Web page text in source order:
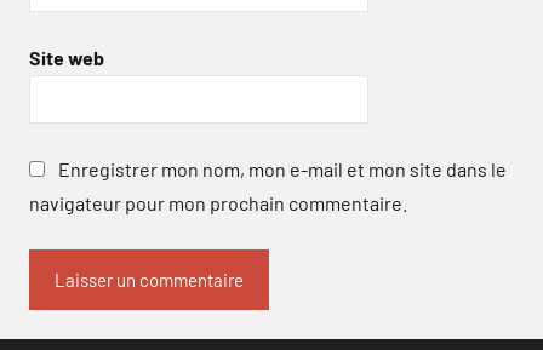
Site web
Enregistrer mon nom, mon e-mail et mon site dans le
navigateur pour mon prochain commentaire.